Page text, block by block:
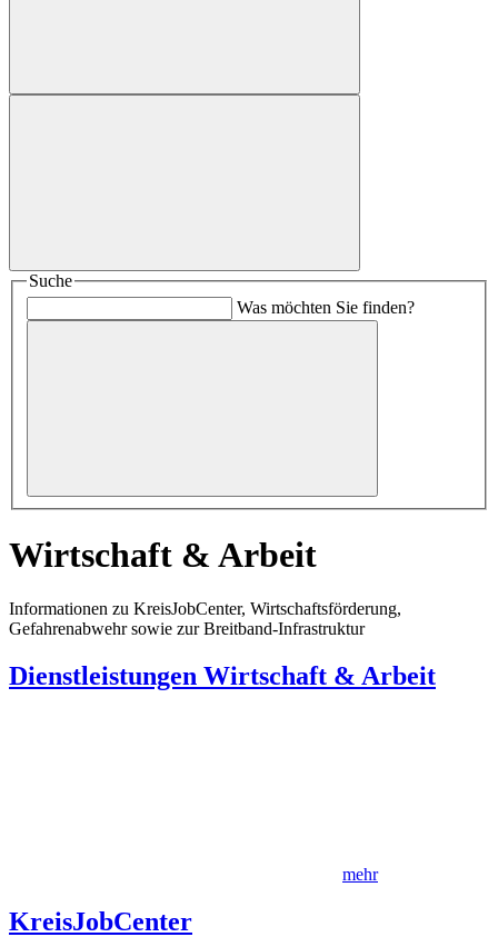
Suche
Was möchten Sie finden?
Wirtschaft & Arbeit
Informationen zu KreisJobCenter, Wirtschaftsförderung,
Gefahrenabwehr sowie zur Breitband-Infrastruktur
Dienstleistungen Wirtschaft & Arbeit
mehr
KreisJobCenter